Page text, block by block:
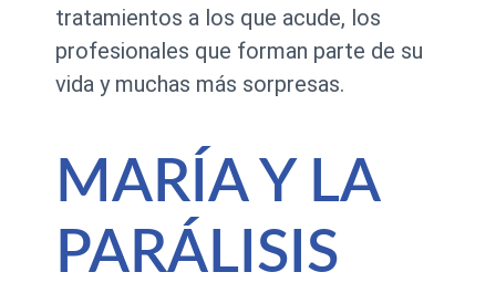
tratamientos a los que acude, los
profesionales que forman parte de su
vida y muchas más sorpresas.
MARÍA Y LA
PARÁLISIS